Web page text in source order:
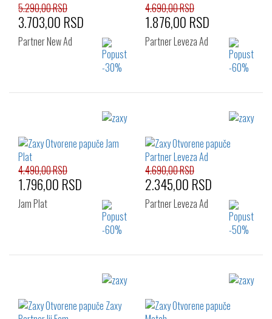
Izaberi željeni broj:
39
40 41.5
5.290,00 RSD
3.703,00 RSD
Partner New Ad
Izaberi željeni broj:
41.5
4.690,00 RSD
1.876,00 RSD
Partner Leveza Ad
Izaberi željeni broj:
39
40 41.5
4.490,00 RSD
1.796,00 RSD
Jam Plat
Izaberi željeni broj:
40
41.5
4.690,00 RSD
2.345,00 RSD
Partner Leveza Ad